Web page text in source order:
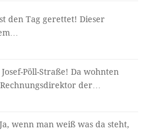
den Tag gerettet! Dieser
Josef-Pöll-Straße! Da wohnten
der…
Ja, wenn man weiß was da steht,